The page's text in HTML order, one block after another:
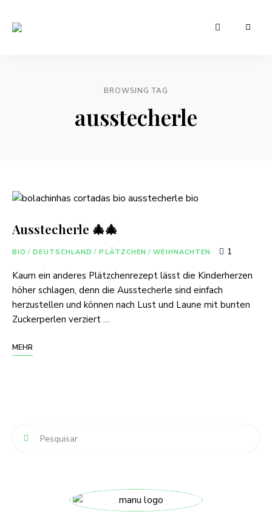
BROWSING TAG
ausstecherle
Ausstecherle 🎄🎄
BIO / DEUTSCHLAND / PLÄTZCHEN / WEIHNACHTEN 1
Kaum ein anderes Plätzchenrezept lässt die Kinderherzen
höher schlagen, denn die Ausstecherle sind einfach
herzustellen und können nach Lust und Laune mit bunten
Zuckerperlen verziert …
MEHR